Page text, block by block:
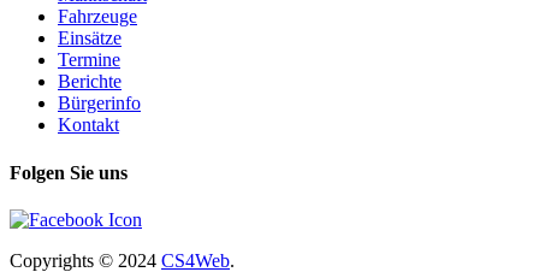
Fahrzeuge
Einsätze
Termine
Berichte
Bürgerinfo
Kontakt
Folgen Sie uns
Copyrights © 2024 CS4Web.